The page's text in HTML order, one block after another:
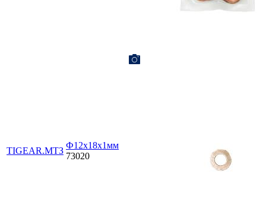
TIGEAR.МТЗ
Ф12х18х1мм
73020